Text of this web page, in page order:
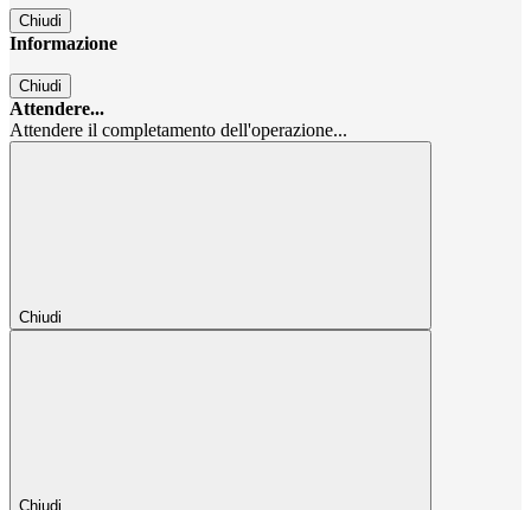
Chiudi
Informazione
Chiudi
Attendere...
Attendere il completamento dell'operazione...
Chiudi
Chiudi